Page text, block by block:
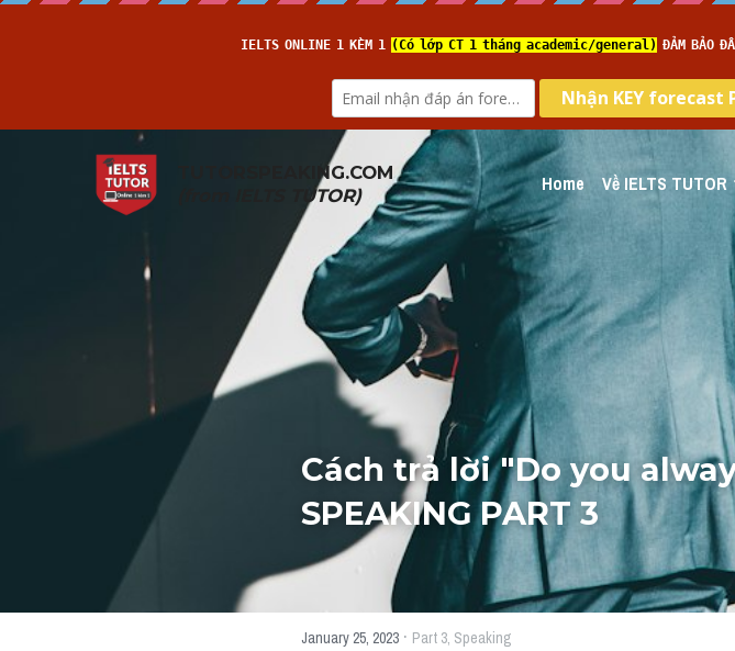
TUTORSPEAKING.COM
IELTS TUTOR) Home Về IELTS TUTOR
Cách trả lời "Do you
SPEAKING PART 3
January 25, 2023 · Part 3, Speaking